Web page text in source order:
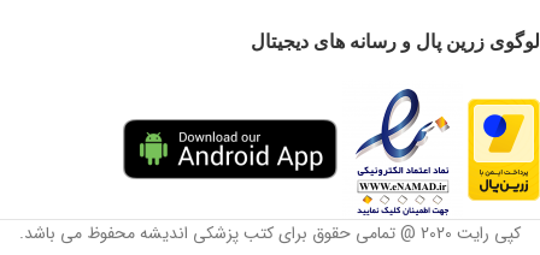
لوگوی زرین پال و رسانه های دیجیتال
کپی رایت 2020 @ تمامی حقوق برای کتب پزشکی اندیشه محفوظ می باشد.